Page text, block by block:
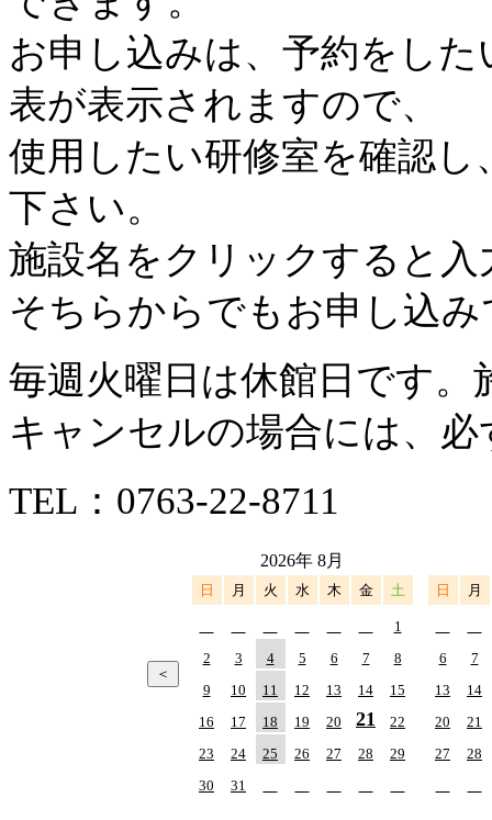
お申し込みは、予約をし
表が表示されますので、
使用したい研修室を確認
下さい。
施設名をクリックすると
そちらからでもお申し込
毎週火曜日は休館日です
キャンセルの場合には、
TEL： 0763-22-8711
2026年 8月
日 月 火 水 木 金 土
1
2
3 4 5 6 7
8
9
10 11 12 13 14
15
16
17 18 19 20 21
22
23
24 25 26 27 28
29
30
31
日 月
6
7
13
14
20
21
27
28